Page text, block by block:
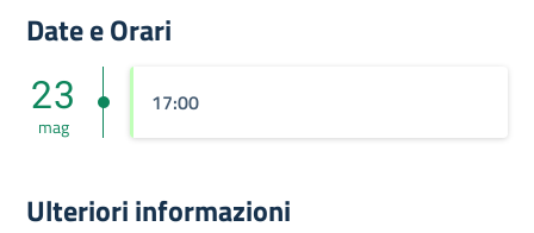
Date e Orari
23
mag
17:00
Ulteriori informazioni